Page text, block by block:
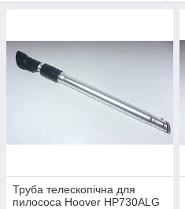
Труба телескопічна для
пилососа Hoover HP730ALG